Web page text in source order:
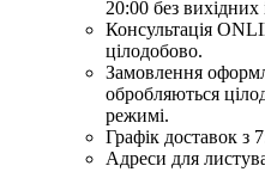
20:00 без вихідних
Консультація
цілодобово.
Замовлення
обробляються
режимі.
Графік доставок з
Адреси для